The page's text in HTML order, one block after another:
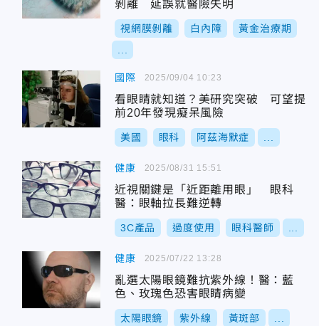
剝離 延誤就醫險失明
視網膜剝離 白內障 黃金治療期
國際
看眼睛就知道？美研究突破 可望提
前20年發現癡呆風險
美國 眼科 阿茲海默症
2025/09/04 10:23
健康
近視關鍵是「近距離用眼」 眼科
醫：眼軸拉長難逆轉
3C產品 過度使用 眼科醫師
2025/08/31 15:51
健康
亂選太陽眼鏡難抗紫外線！醫：藍
色、玫瑰色恐害眼睛病變
太陽眼鏡 紫外線 黃斑部
2025/07/22 13:28